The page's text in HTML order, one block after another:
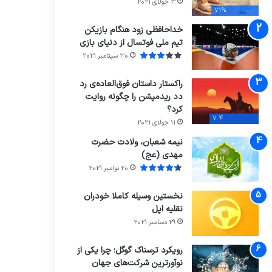
71%
3 جولای 2021
خداحافظی زود هنگام بازیکن
تیم ملی فوتسال از دنیای بازی
30 سپتامبر 2021
7.4
راکستار داستان فوق‌العاده‌ی رد
دد ریدمپشن را چگونه روایت
کرد؟
11 جولای 2021
نیمه شعبان، ولادت حضرت
مهدی (عج)
20 نوامبر 2021
نخستین وسیله کاملا خودران
نقلیه اپل
29 دسامبر 2021
رویکرد ترسناک گوگل؛ چرا یکی از
نوآورترین شرکت‌های جهان